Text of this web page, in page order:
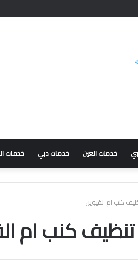
خدمات العين خدمات دبي خدمات
كنب ام القيوين
كنب ام